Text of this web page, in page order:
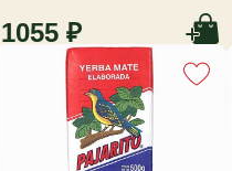
1055 ₽